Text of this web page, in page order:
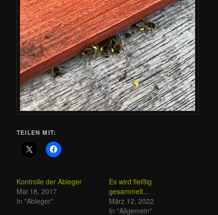
TEILEN MIT:
Kontrolle der Ableger
Mai 18, 2017
In "Ableger"
Es wird fleißig
gesammelt…
März 12, 2022
In "Allgemein"